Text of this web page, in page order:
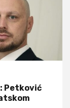
Petković